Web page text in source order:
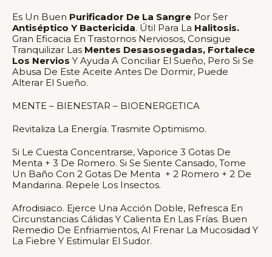
Es Un Buen Purificador De La Sangre Por Ser
Antiséptico Y Bactericida. Útil Para La Halitosis.
Gran Eficacia En Trastornos Nerviosos, Consigue
Tranquilizar Las Mentes Desasosegadas, Fortalece
Los Nervios Y Ayuda A Conciliar El Sueño, Pero Si Se
Abusa De Este Aceite Antes De Dormir, Puede
Alterar El Sueño.
MENTE – BIENESTAR – BIOENERGETICA
Revitaliza La Energía. Trasmite Optimismo.
Si Le Cuesta Concentrarse, Vaporice 3 Gotas De
Menta + 3 De Romero. Si Se Siente Cansado, Tome
Un Baño Con 2 Gotas De Menta + 2 Romero + 2 De
Mandarina. Repele Los Insectos.
Afrodisiaco. Ejerce Una Acción Doble, Refresca En
Circunstancias Cálidas Y Calienta En Las Frías. Buen
Remedio De Enfriamientos, Al Frenar La Mucosidad Y
La Fiebre Y Estimular El Sudor.